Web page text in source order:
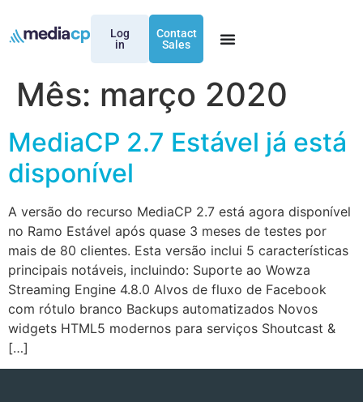
Log
in
Contact
Sales
Mês: março 2020
MediaCP 2.7 Estável já está
disponível
A versão do recurso MediaCP 2.7 está agora disponível
no Ramo Estável após quase 3 meses de testes por
mais de 80 clientes. Esta versão inclui 5 características
principais notáveis, incluindo: Suporte ao Wowza
Streaming Engine 4.8.0 Alvos de fluxo de Facebook
com rótulo branco Backups automatizados Novos
widgets HTML5 modernos para serviços Shoutcast &
[…]